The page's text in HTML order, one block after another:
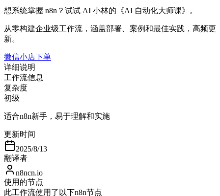
想系统掌握 n8n？试试 AI 小林的《AI 自动化大师课》。
从零构建企业级工作流，涵盖部署、案例和最佳实践，高频更
新。
微信小店下单
详细说明
工作流信息
复杂度
初级
适合n8n新手，易于理解和实施
更新时间
2025/8/13
翻译者
n8ncn.io
使用的节点
此工作流使用了以下n8n节点